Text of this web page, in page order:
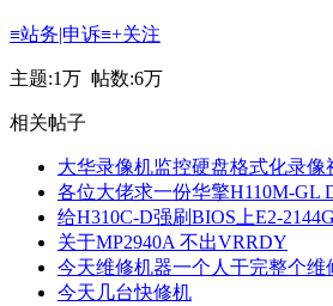
≡站务|申诉≡+关注
主题:1万 帖数:6万
相关帖子
大华录像机监控硬盘格式化录像
各位大佬求一份华擎H110M-GL
给H310C-D强刷BIOS上E2-2144G
关于MP2940A 不出VRRDY
今天维修机器一个人干完整个维
今天几台快修机